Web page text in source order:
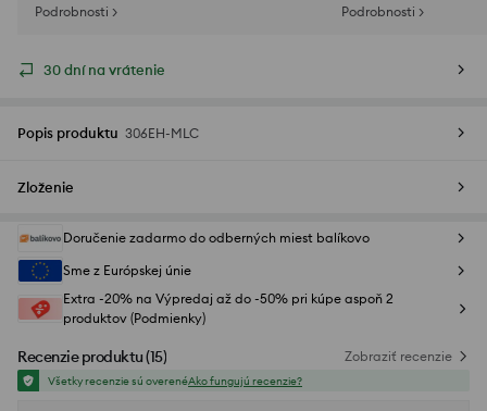
Podrobnosti >
Podrobnosti >
30 dní na vrátenie
Popis produktu 306EH-MLC
Zloženie
Doručenie zadarmo do odberných miest balíkovo
Sme z Európskej únie
Extra -20% na Výpredaj až do -50% pri kúpe aspoň 2
produktov (Podmienky)
Recenzie produktu(15) Zobraziť recenzie
Všetky recenzie sú overenéAko fungujú recenzie?